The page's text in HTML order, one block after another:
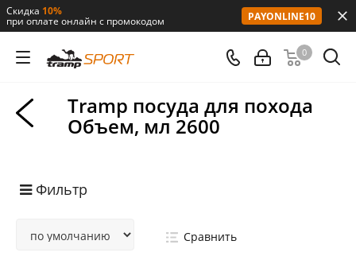
Скидка 10%
при оплате онлайн с промокодом PAYONLINE10
0
Tramp посуда для похода
Объем, мл 2600
Фильтр
Сравнить